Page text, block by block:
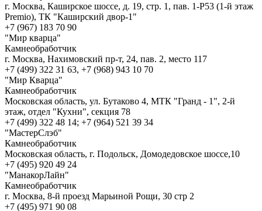
г. Москва, Каширское шоссе, д. 19, стр. 1, пав. 1-Р53 (1-й этаж
Premio), ТК "Каширский двор-1"
+7 (967) 183 70 90
"Мир кварца"
Камнеобработчик
г. Москва, Нахимовский пр-т, 24, пав. 2, место 117
+7 (499) 322 31 63, +7 (968) 943 10 70
"Мир Кварца"
Камнеобработчик
Московская область, ул. Бутаково 4, МТК "Гранд - 1", 2-й
этаж, отдел "Кухни", секция 78
+7 (499) 322 48 14; +7 (964) 521 39 34
"МастерСлэб"
Камнеобработчик
Московская область, г. Подольск, Домодедовское шоссе,10
+7 (495) 920 49 24
"МанакорЛайн"
Камнеобработчик
г. Москва, 8-й проезд Марьиной Рощи, 30 стр 2
+7 (495) 971 90 08